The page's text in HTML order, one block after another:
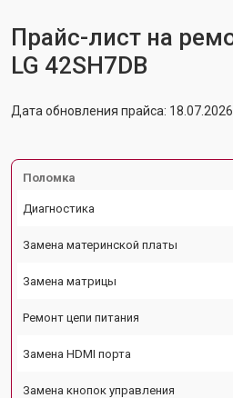
Прайс-лист на
LG 42SH7DB
Дата обновления прайса: 18.07.2026
Поломка
Диагностика
Замена материнской платы
Замена матрицы
Ремонт цепи питания
Замена HDMI порта
Замена кнопок управления